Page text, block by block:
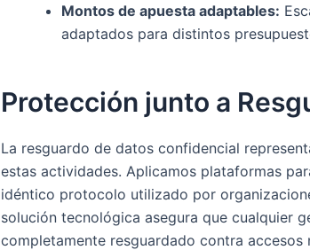
Montos de apuesta adaptables:
adaptados para distintos
Protección junto a
La resguardo de datos confidencial
estas actividades. Aplicamos plataformas
idéntico protocolo utilizado por
solución tecnológica asegura que cualquier
completamente resguardado contra accesos